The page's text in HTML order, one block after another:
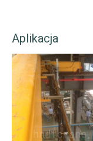
Aplikacja